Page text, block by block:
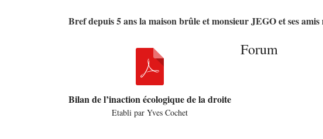
Bref depuis 5 ans la maison brûle et monsieurJEGOet ses
Bilan de l’inaction écologique de la droite
Etabli par Yves Cochet
Forum